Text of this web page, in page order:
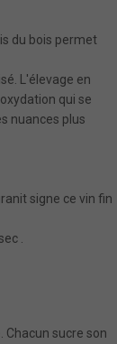
du bois permet
L'élevage en
qui se
nuances plus
signe ce vin fin
.
Chacun sucre son